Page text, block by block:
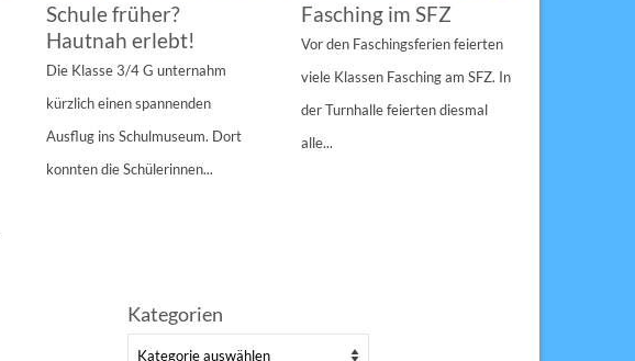
Schule früher?
Hautnah erlebt!
Die Klasse 3/4 G unternahm
kürzlich einen spannenden
Ausflug ins Schulmuseum. Dort
konnten die Schülerinnen...
Fasching im SFZ
Vor den Faschingsferien feierten
viele Klassen Fasching am SFZ. In
der Turnhalle feierten diesmal
alle...
Kategorien
Kategorien